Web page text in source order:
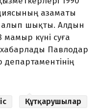
азаматы
алып шықты. Алдын
күні суға
Павлодар
Құтқарушылар